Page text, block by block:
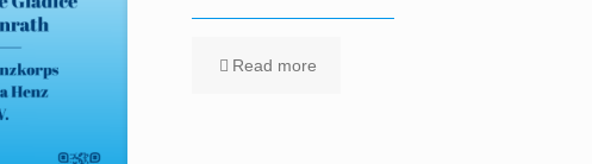
Read more